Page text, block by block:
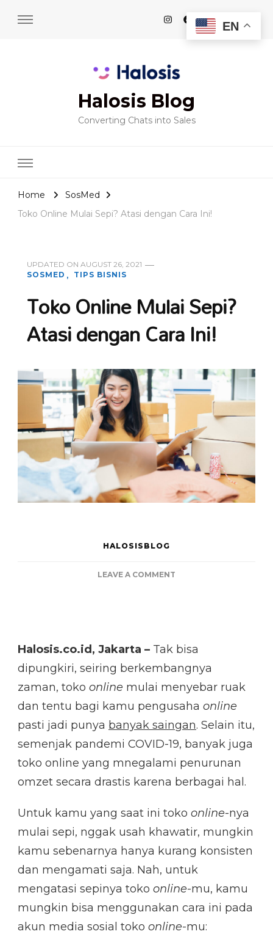
Halosis Blog
Converting Chats into Sales
Home
SosMed
Toko Online Mulai Sepi? Atasi dengan Cara Ini!
UPDATED ON AUGUST 26, 2021
SOSMED
TIPS BISNIS
Toko Online Mulai Sepi?
Atasi dengan Cara Ini!
HALOSISBLOG
LEAVE A COMMENT
DENGAN
CARA
INI!
Halosis.co.id, Jakarta – Tak bisa
dipungkiri, seiring berkembangnya
zaman, toko online mulai menyebar ruak
dan tentu bagi kamu pengusaha online
pasti jadi punya banyak saingan. Selain itu,
semenjak pandemi COVID-19, banyak juga
toko online yang mnegalami penurunan
omzet secara drastis karena berbagai hal.
Untuk kamu yang saat ini toko online-nya
mulai sepi, nggak usah khawatir, mungkin
kamu sebenarnya hanya kurang konsisten
dan mengamati saja. Nah, untuk
mengatasi sepinya toko online-mu, kamu
mungkin bisa menggunakan cara ini pada
akun media sosial toko online-mu:
EN